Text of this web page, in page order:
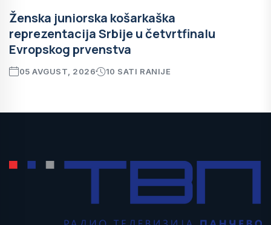
Ženska juniorska košarkaška
reprezentacija Srbije u četvrtfinalu
Evropskog prvenstva
05 AVGUST, 2026 10 SATI RANIJE